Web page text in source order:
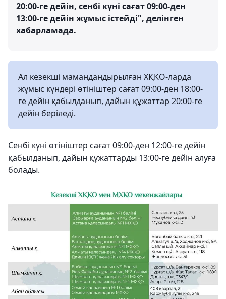
20:00-ге дейін, сенбі күні сағат 09:00-ден
13:00-ге дейін жұмыс істейді", делінген
хабарламада.
Ал кезекші мамандандырылған ХҚКО-ларда
жұмыс күндері өтініштер сағат 09:00-ден 18:00-
ге дейін қабылданып, дайын құжаттар 20:00-ге
дейін беріледі.
Сенбі күні өтініштер сағат 09:00-ден 12:00-ге дейін
қабылданып, дайын құжаттарды 13:00-ге дейін алуға
болады.